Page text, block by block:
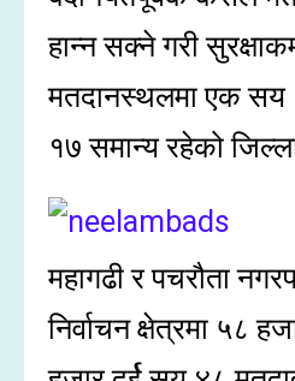
हान्न सक्ने गरी
मतदानस्थलमा एक सय
१७ समान्य रहेको
महागढी र पचरौता
निर्वाचन क्षेत्रमा ५८